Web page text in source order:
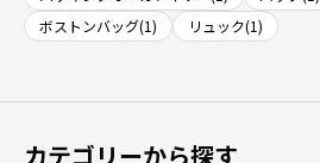
ボストンバッグ(1)
リュック(1)
カテゴリーから探す